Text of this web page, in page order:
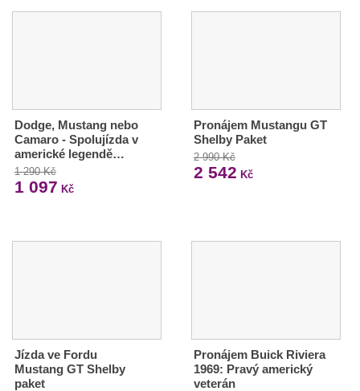
Dodge, Mustang nebo
Camaro - Spolujízda v
americké legendě…
1 290 Kč
1 097 Kč
Pronájem Mustangu GT
Shelby Paket
2 990 Kč
2 542 Kč
Jízda ve Fordu
Mustang GT Shelby
paket
Pronájem Buick Riviera
1969: Pravý americký
veterán